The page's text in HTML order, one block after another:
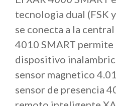
tecnologia dual (FSK
se conecta a la
4010 SMART
dispositivo
sensor magnetico
sensor de presencia